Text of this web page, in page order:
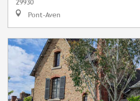
29930
Pont-Aven